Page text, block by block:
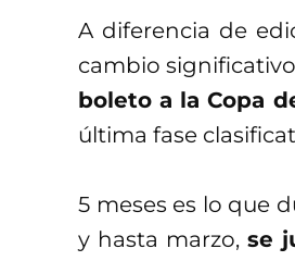
A diferencia de
cambio
boleto a la Copa
última fase
5 meses es lo que
y hasta marzo, se